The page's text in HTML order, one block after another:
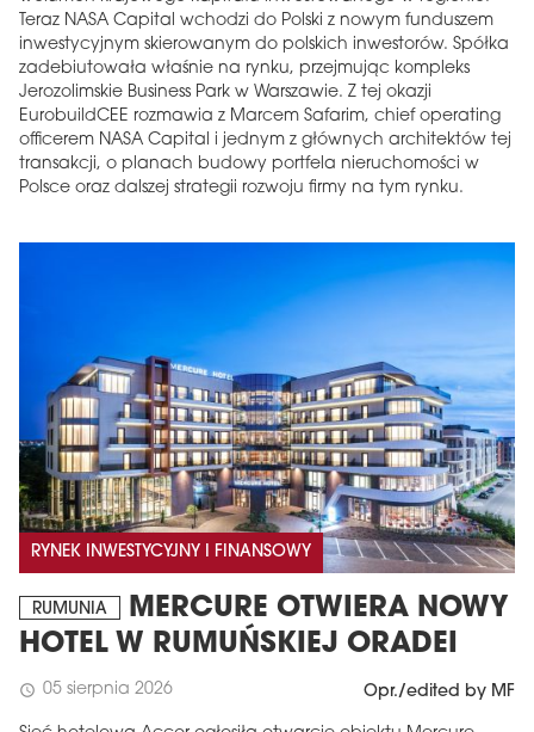
Teraz NASA Capital wchodzi do Polski z nowym funduszem
inwestycyjnym skierowanym do polskich inwestorów. Spółka
zadebiutowała właśnie na rynku, przejmując kompleks
Jerozolimskie Business Park w Warszawie. Z tej okazji
EurobuildCEE rozmawia z Marcem Safarim, chief operating
officerem NASA Capital i jednym z głównych architektów tej
transakcji, o planach budowy portfela nieruchomości w
Polsce oraz dalszej strategii rozwoju firmy na tym rynku.
RYNEK INWESTYCYJNY I FINANSOWY
RUMUNIA
MERCURE OTWIERA NOWY
HOTEL W RUMUŃSKIEJ ORADEI
schedule 05 sierpnia 2026 Opr./edited by MF